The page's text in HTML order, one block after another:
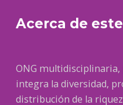
Acerca de
ONG
integra la diversidad,
distribución de la